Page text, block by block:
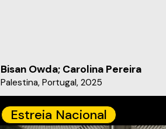
Bisan Owda; Carolina Pereira
Palestina, Portugal, 2025
Estreia Nacional